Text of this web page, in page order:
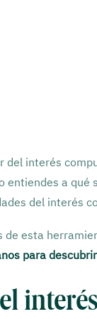
del interés
entiendes a
del interés
de esta
para descubrir